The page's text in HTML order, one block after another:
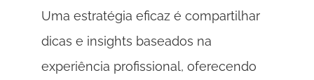
Uma estratégia eficaz é compartilhar
dicas e insights baseados na
experiência profissional, oferecendo